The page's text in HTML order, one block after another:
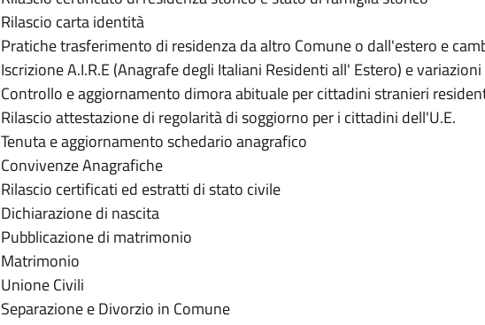
Rilascio carta identità
Pratiche trasferimento di residenza da altro Comune o dall'estero e
Iscrizione A.I.R.E (Anagrafe degli Italiani Residenti all' Estero) e
Controllo e aggiornamento dimora abituale per cittadini stranieri
Rilascio attestazione di regolarità di soggiorno per i cittadini dell'U.E.
Tenuta e aggiornamento schedario anagrafico
Convivenze Anagrafiche
Rilascio certificati ed estratti di stato civile
Dichiarazione di nascita
Pubblicazione di matrimonio
Matrimonio
Unione Civili
Separazione e Divorzio in Comune